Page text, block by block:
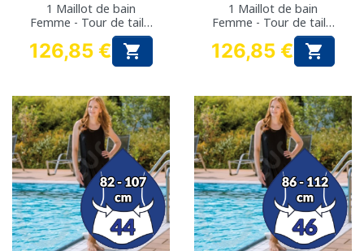
1 Maillot de bain
Femme - Tour de taille
: 74 à 97 cm
Prix
126,85 € 
1 Maillot de bain
Femme - Tour de taille
: 78 à 102 cm
Prix
126,85 € 